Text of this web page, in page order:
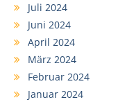
Juli 2024
Juni 2024
April 2024
März 2024
Februar 2024
Januar 2024